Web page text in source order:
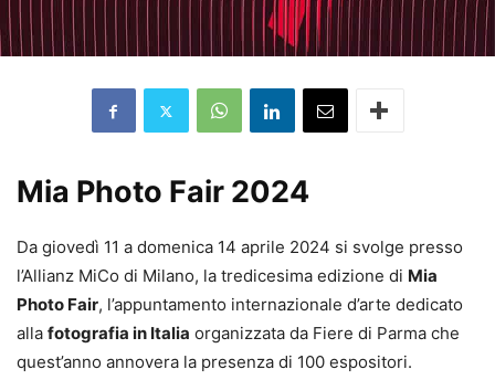
Mia Photo Fair 2024
Da giovedì 11 a domenica 14 aprile 2024 si svolge presso
l’Allianz MiCo di Milano, la tredicesima edizione di Mia
Photo Fair, l’appuntamento internazionale d’arte dedicato
alla fotografia in Italia organizzata da Fiere di Parma che
quest’anno annovera la presenza di 100 espositori.